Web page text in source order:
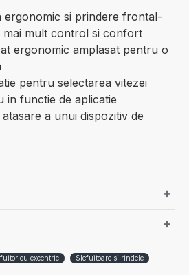
ergonomic si prindere frontal-
mult control si confort
ergonomic amplasat pentru o
pentru selectarea vitezei
in functie de aplicatie
a unui dispozitiv de
cu excentric Slefuitoare si rindele